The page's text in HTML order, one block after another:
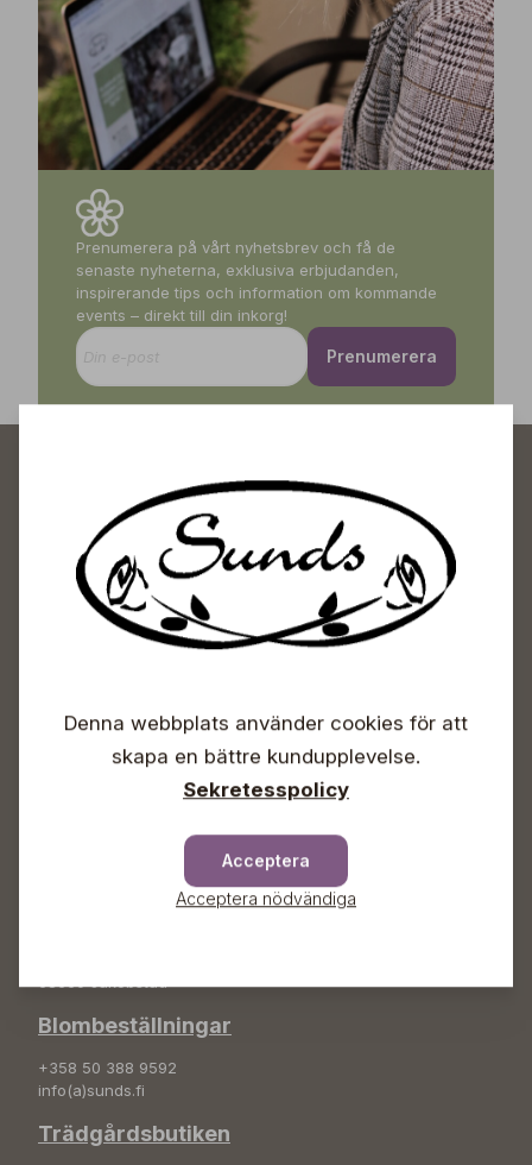
Prenumerera på vårt nyhetsbrev och få de
senaste nyheterna, exklusiva erbjudanden,
inspirerande tips och information om kommande
events – direkt till din inkorg!
Prenumerera
Sunds Trädgårdscenter
Lördagar 09-16
68660 Jakobstad
Blombeställningar
+358 50 388 9592
info(a)sunds.fi
Trädgårdsbutiken
Denna webbplats använder cookies för att
skapa en bättre kundupplevelse.
Sekretesspolicy
Acceptera
Acceptera nödvändiga